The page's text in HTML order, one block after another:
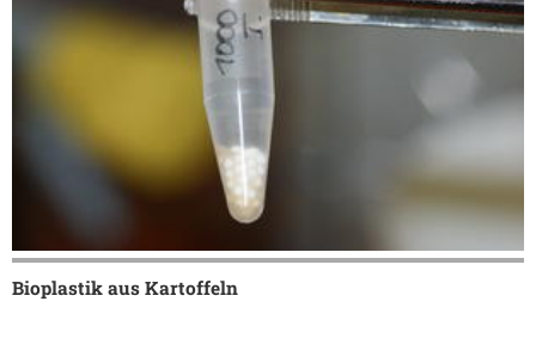
Bioplastik aus Kartoffeln